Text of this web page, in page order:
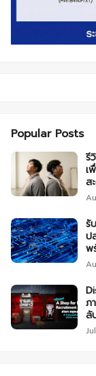
Popular Posts
รี
เ
ส
รั
ป
พ
ภ
ลั